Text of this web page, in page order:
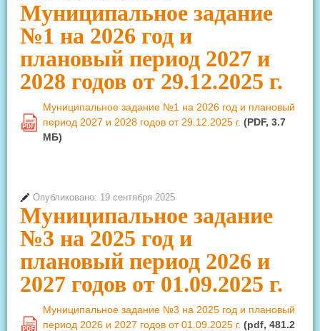
Муниципальное задание
№1 на 2026 год и
плановый период 2027 и
2028 годов от 29.12.2025 г.
PDF
Муниципальное задание №1 на 2026 год и плановый
период 2027 и 2028 годов от 29.12.2025 г. (PDF, 3.7
MБ)
Опубликовано: 19 сентября 2025
Муниципальное задание
№3 на 2025 год и
плановый период 2026 и
2027 годов от 01.09.2025 г.
PDF
Муниципальное задание №3 на 2025 год и плановый
период 2026 и 2027 годов от 01.09.2025 г. (pdf, 481.2